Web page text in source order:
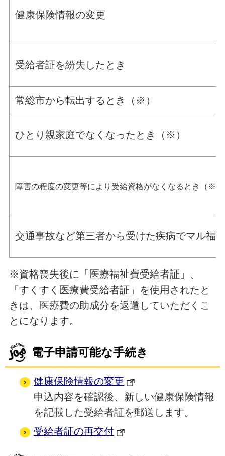
健康保険情報の変更
受給者証を紛失したとき
常総市から転出するとき（※）
ひとり親家庭でなくなったとき（※）
障害の程度の変更等により受給資格がなくなるとき（※）
交通事故など第三者から受けた疾病でマル福
※資格喪失後に「医療福祉費受給者証」、
「すくすく医療費受給者証」を使用されたと
きは、医療費の助成分を返還していただくこ
とになります。
電子申請可能な手続き
健康保険情報の変更
申込内容を確認後、新しい健康保険情報
を記載した受給者証を郵送します。
受給者証の再交付